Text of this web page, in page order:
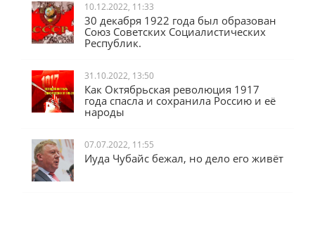
10.12.2022, 11:33
30 декабря 1922 года был образован
Союз Советских Социалистических
Республик.
31.10.2022, 13:50
Как Октябрьская революция 1917
года спасла и сохранила Россию и её
народы
07.07.2022, 11:55
Иуда Чубайс бежал, но дело его живёт